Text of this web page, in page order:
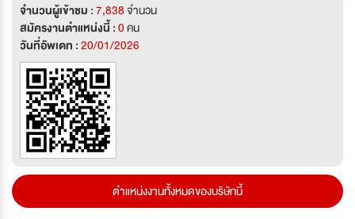
จำนวนผู้เข้าชม :7,838จำนวน
สมัครงานตำแหน่งนี้ :0คน
วันที่อัพเดท :20/01/2026
ตำแหน่งงานทั้งหมดของบริษัทนี้